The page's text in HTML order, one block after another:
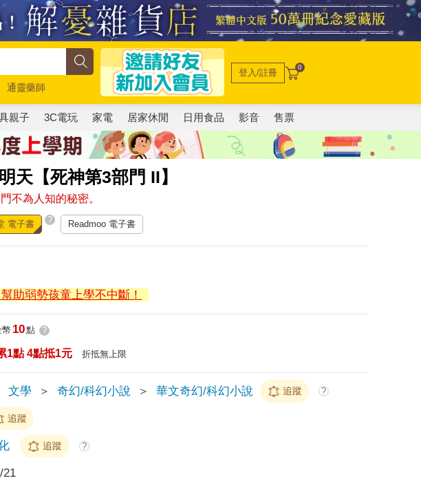
通靈藥師
登入/註冊 0
親子 3C電玩 家電 居家休閒 日用食品 影音 售票
天【死神第3部門 II】
不為人知的秘密。
電子書 ? Readmoo 電子書
助弱勢孩童上學不中斷！
10點 ?
1點 4點抵1元 折抵無上限
文學 ＞ 奇幻/科幻小說 ＞ 華文奇幻/科幻小說 追蹤 ?
追蹤
追蹤 ?
21